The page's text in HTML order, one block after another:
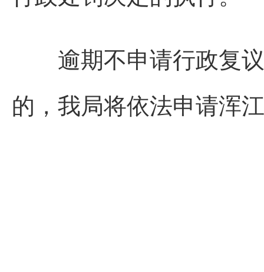
逾期不申请行政复议
的，我局将依法申请浑